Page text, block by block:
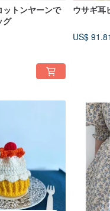
トンヤーンで
グ
ウサギ耳
US$ 91.81